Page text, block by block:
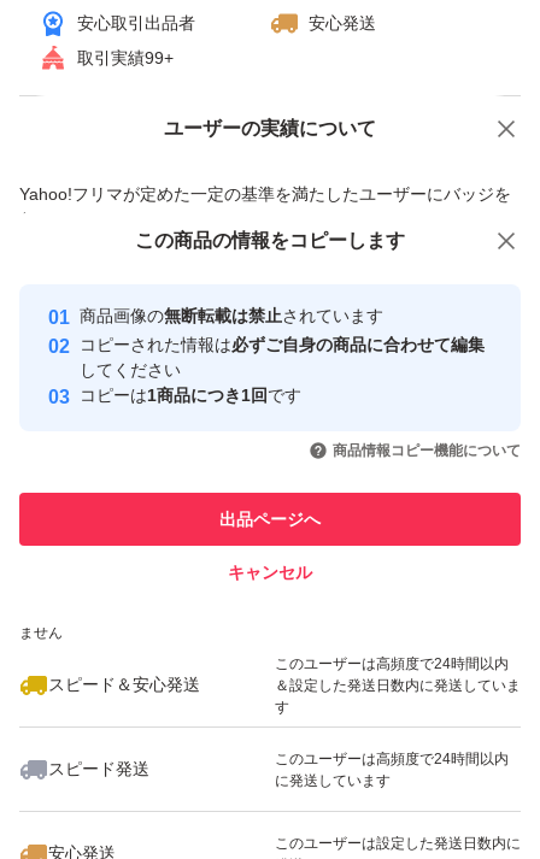
安心取引出品者
安心発送
取引実績99+
ユーザーの実績について
Yahoo!フリマが定めた一定の基準を満たしたユーザーにバッジを
付与しています
安心取引出品者
心・安全なユーザーです
取引実績
引を完了させた実績があります
での取引実績があります
ません
スピード＆安心発送
このユーザーは高頻度で24時間以内
＆設定した発送日数内に発送していま
す
スピード発送
このユーザーは高頻度で24時間以内
に発送しています
安心発送
このユーザーは設定した発送日数内に
価格の相談 商品への質問
この商品の情報をコピーします
商品画像の無断転載は禁止されています
コピーされた情報は必ずご自身の商品に合わせて編集
してください
コピーは1商品につき1回です
商品情報コピー機能について
出品ページへ
キャンセル
この商品をみている人にオススメ
いいね！
720